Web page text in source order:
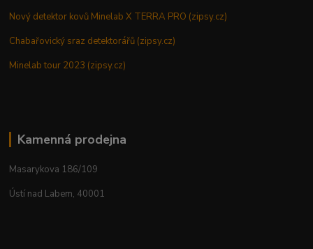
Nový detektor kovů Minelab X TERRA PRO (zipsy.cz)
Chabařovický sraz detektorářů (zipsy.cz)
Minelab tour 2023 (zipsy.cz)
Kamenná prodejna
Masarykova 186/109
Ústí nad Labem, 40001